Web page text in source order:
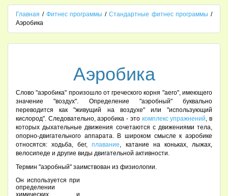
Главная / Фитнес программы / Стандартные фитнес программы /
Аэробика
Аэробика
Cлово "аэробика" произошло от греческого корня "аerо", имеющего
значение "воздух". Определение "аэробный" буквально
переводится как "живущий на воздухе" или "использующий
кислород". Следовательно, аэробика - это комплекс упражнений, в
которых дыхательные движения сочетаются с движениями тела,
опорно-двигательного аппарата. В широком смысле к аэробике
относятся: ходьба, бег,плавание, катание на коньках, лыжах,
велосипеде и другие виды двигательной активности.
Термин "аэробный" заимствован из физиологии.
Он используется при
определении
химических и